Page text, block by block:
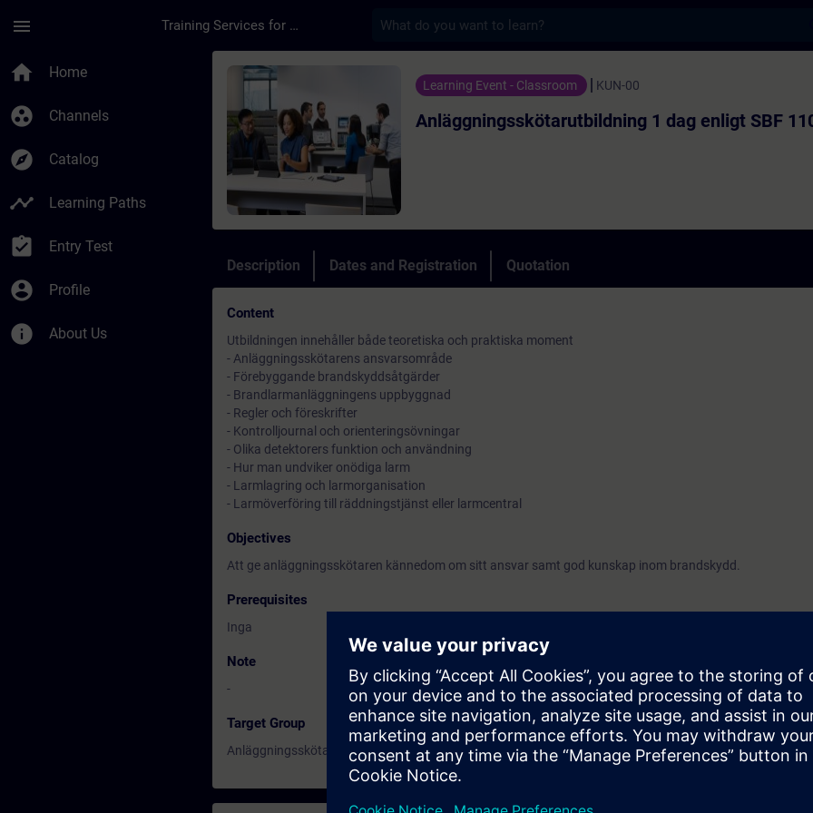
menu Training Services for Digital Industries
home Home
group_work Channels
explore Catalog
timeline Learning Paths
assignment_turned_in Entry Test
account_circle Profile
info About Us
Course - Anläggningsskötarutbildning 1 dag enligt SBF 110:8
Learning Event - Classroom KUN-00
Anläggningsskötarutbildning 1 dag enligt SBF
Description Dates and Registration Quotation
Content
Utbildningen innehåller både teoretiska och praktiska moment
- Anläggningsskötarens ansvarsområde
- Förebyggande brandskyddsåtgärder
- Brandlarmanläggningens uppbyggnad
- Regler och föreskrifter
- Kontrolljournal och orienteringsövningar
- Olika detektorers funktion och användning
- Hur man undviker onödiga larm
- Larmlagring och larmorganisation
- Larmöverföring till räddningstjänst eller larmcentral
Objectives
Att ge anläggningsskötaren kännedom om sitt ansvar samt god kunskap inom brandskydd.
Prerequisites
Inga
Note
-
Target Group
Anläggningsskötare på automatiska brandlarmanläggningar.